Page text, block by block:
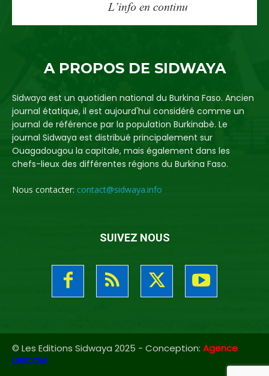
A PROPOS DE SIDWAYA
Sidwaya est un quotidien national du Burkina Faso. Ancien
journal étatique, il est aujourd'hui considéré comme un
journal de référence par la population Burkinabè. Le
journal Sidwaya est distribué principalement sur
Ouagadougou la capitale, mais également dans les
chefs-lieux des différentes régions du Burkina Faso.
Nous contacter: contact@sidwaya.info
SUIVEZ NOUS
© Les Editions Sidwaya 2025 - Conception: Agence
UBICOM